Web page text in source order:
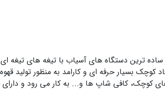
ساده ترین دستگاه های آسیاب با تیغه های تیغه‌
کوچک بسیار حرفه ای و کارامد به منظور تولید
کوچک، کافی شاپ ها و... به کار می رود و دارای